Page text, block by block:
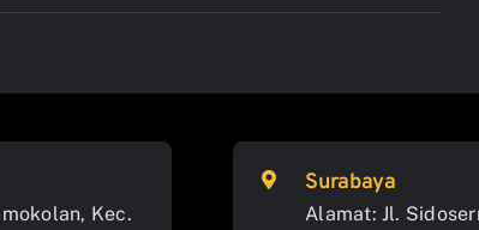
Kec.
Surabaya
Alamat: Jl.